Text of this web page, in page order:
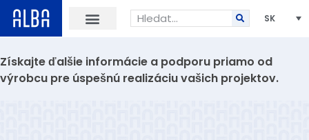
SK
Získajte ďalšie informácie a podporu priamo od
výrobcu pre úspešnú realizáciu vašich projektov.